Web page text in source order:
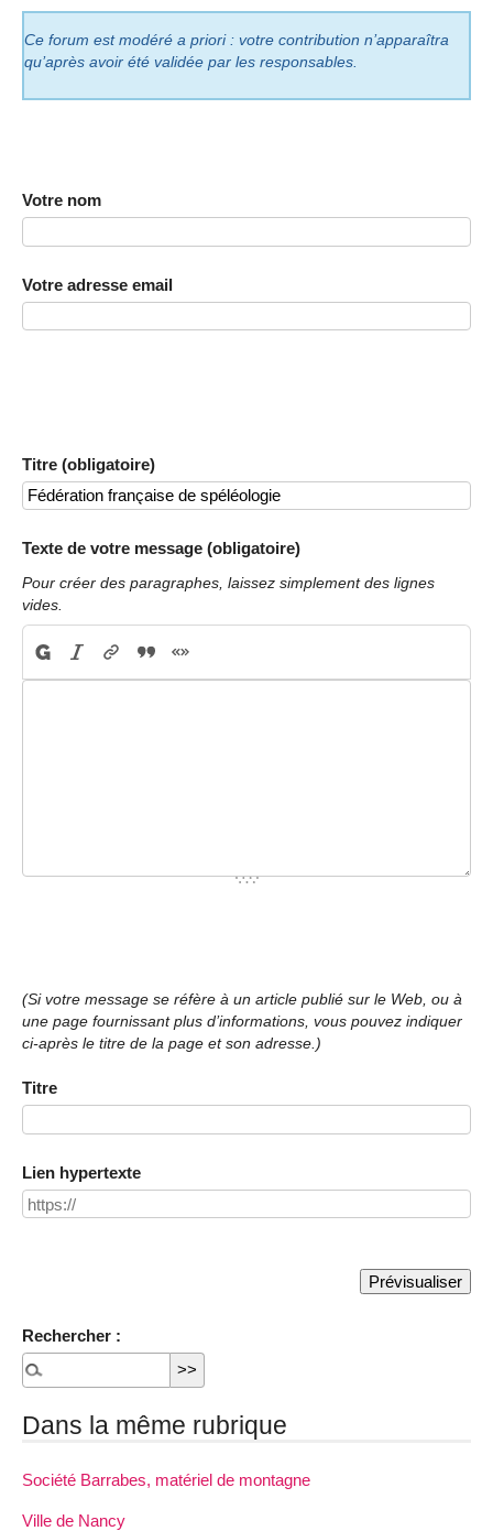
Ce forum est modéré a priori : votre contribution n’apparaîtra
qu’après avoir été validée par les responsables.
Votre nom
Votre adresse email
Titre (obligatoire)
Texte de votre message (obligatoire)
Pour créer des paragraphes, laissez simplement des lignes
vides.
(Si votre message se réfère à un article publié sur le Web, ou à
une page fournissant plus d’informations, vous pouvez indiquer
ci-après le titre de la page et son adresse.)
Titre
Lien hypertexte
Rechercher :
Dans la même rubrique
Société Barrabes, matériel de montagne
Ville de Nancy